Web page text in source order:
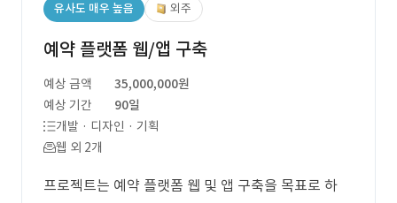
유사도 매우 높음 외주
예약 플랫폼 웹/앱 구축
예상 금액
35,000,000원
예상 기간
90일
개발 · 디자인 · 기획
웹 외 2개
프로젝트는 예약 플랫폼 웹 및 앱 구축을 목표로 하